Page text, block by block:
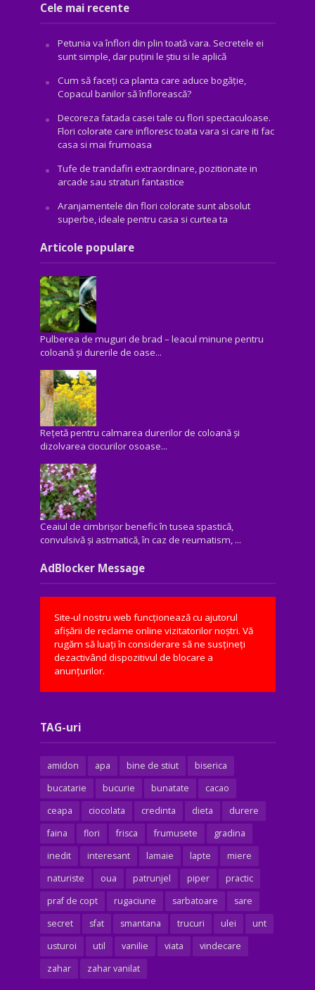
Cele mai recente
Petunia va înflori din plin toată vara. Secretele ei
sunt simple, dar puțini le știu si le aplică
Cum să faceți ca planta care aduce bogăţie,
Copacul banilor să înflorească?
Decoreza fatada casei tale cu flori spectaculoase.
Flori colorate care infloresc toata vara si care iti fac
casa si mai frumoasa
Tufe de trandafiri extraordinare, pozitionate in
arcade sau straturi fantastice
Aranjamentele din flori colorate sunt absolut
superbe, ideale pentru casa si curtea ta
Articole populare
Pulberea de muguri de brad – leacul minune pentru
coloană și durerile de oase...
Rețetă pentru calmarea durerilor de coloană și
dizolvarea ciocurilor osoase...
Ceaiul de cimbrișor benefic în tusea spastică,
convulsivă şi astmatică, în caz de reumatism, ...
AdBlocker Message
Site-ul nostru web funcționează cu ajutorul
afișării de reclame online vizitatorilor noștri. Vă
rugăm să luați în considerare să ne susțineți
dezactivând dispozitivul de blocare a
anunțurilor.
TAG-uri
amidon apa bine de stiut
biserica
bucatarie
bucurie bunatate
cacao
ceapa
ciocolata credinta dieta
durere
faina
flori frisca frumusete
gradina
inedit
interesant lamaie lapte
miere
naturiste
oua patrunjel piper
practic
praf de copt
rugaciune sarbatoare
sare
secret
sfat smantana trucuri ulei
unt
usturoi
util vanilie viata
vindecare
zahar
zahar vanilat